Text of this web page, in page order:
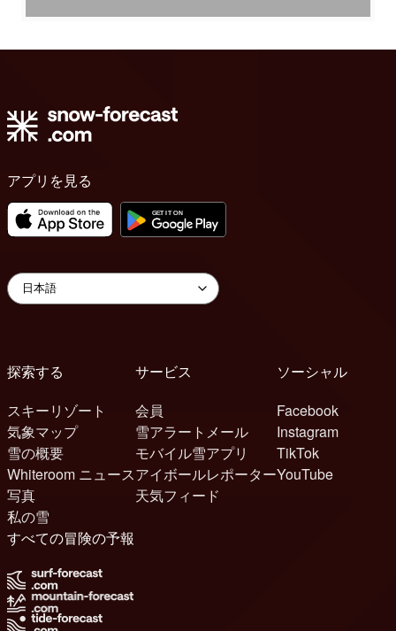
アプリを見る
探索する
スキーリゾート
気象マップ
雪の概要
Whiteroom ニュース
写真
私の雪
サービス
会員
雪アラートメール
モバイル雪アプリ
アイボールレポーター
天気フィード
ソーシャル
Facebook
Instagram
TikTok
YouTube
すべての冒険の予報